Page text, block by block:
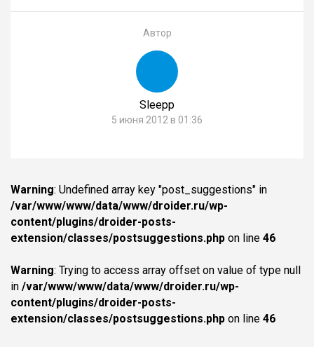
Автор
Sleepp
5 июня 2012 в 01:36
Warning: Undefined array key "post_suggestions" in
/var/www/www/data/www/droider.ru/wp-
content/plugins/droider-posts-
extension/classes/postsuggestions.php on line 46
Warning: Trying to access array offset on value of type null
in /var/www/www/data/www/droider.ru/wp-
content/plugins/droider-posts-
extension/classes/postsuggestions.php on line 46